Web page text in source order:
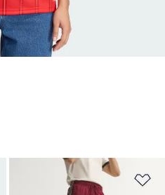
Pridať do zoznamu želaných